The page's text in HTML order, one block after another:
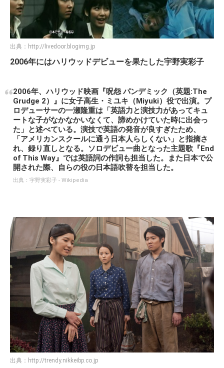
出典： http://livedoor.blogimg.jp
2006年にはハリウッドデビューを果たした宇野実彩子
2006年、ハリウッド映画『呪怨 パンデミック（英題:The
Grudge 2）』に女子高生・ミユキ（Miyuki）役で出演。プ
ロデューサーの一瀬隆重は「英語力と演技力があってキュ
ートな子がなかなかいなくて、諦めかけていた時に出会っ
た」と述べている。演技で英語の発音が良すぎたため、
「アメリカンスクールに通う日本人らしくない」と指摘さ
れ、録り直しとなる。ソロデビュー曲となった主題歌『End
of This Way』では英語詞の作詞も担当した。また日本で公
開された際、自らの役の日本語吹替を担当した。
出典： 宇野実彩子 - Wikipedia
出典： http://trendy.nikkeibp.co.jp